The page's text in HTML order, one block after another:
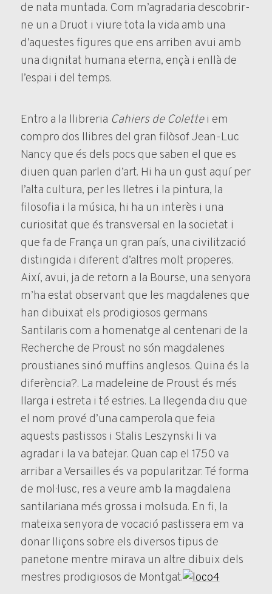
de nata muntada. Com m’agradaria descobrir-
ne un a Druot i viure tota la vida amb una
d’aquestes figures que ens arriben avui amb
una dignitat humana eterna, ençà i enllà de
l’espai i del temps.
Entro a la llibreria Cahiers de Colettei em
compro dos llibres del gran filòsof Jean-Luc
Nancy que és dels pocs que saben el que es
diuen quan parlen d’art. Hi ha un gust aquí per
l’alta cultura, per les lletres i la pintura, la
filosofia i la música, hi ha un interès i una
curiositat que és transversal en la societat i
que fa de França un gran país, una civilització
distingida i diferent d’altres molt properes.
Així, avui, ja de retorn a la Bourse, una senyora
m’ha estat observant que les magdalenes que
han dibuixat els prodigiosos germans
Santilaris com a homenatge al centenari de la
Recherche de Proust no són magdalenes
proustianes sinó muffins anglesos. Quina és la
diferència?. La madeleine de Proust és més
llarga i estreta i té estries. La llegenda diu que
el nom prové d’una camperola que feia
aquests pastissos i Stalis Leszynski li va
agradar i la va batejar. Quan cap el 1750 va
arribar a Versailles és va popularitzar. Té forma
de mol·lusc, res a veure amb la magdalena
santilariana més grossa i molsuda. En fi, la
mateixa senyora de vocació pastissera em va
donar lliçons sobre els diversos tipus de
panetone mentre mirava un altre dibuix dels
mestres prodigiosos de Montgat.